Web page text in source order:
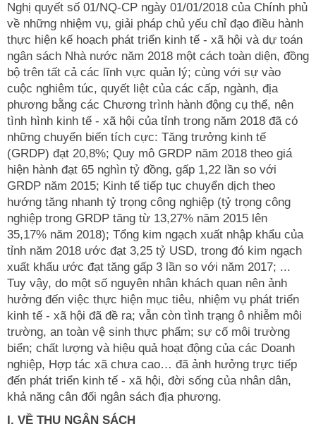
Nghị quyết số 01/NQ-CP ngày 01/01/2018 của Chính phủ
về những nhiệm vụ, giải pháp chủ yếu chỉ đạo điều hành
thực hiện kế hoạch phát triển kinh tế - xã hội và dự toán
ngân sách Nhà nước năm 2018 một cách toàn diện, đồng
bộ trên tất cả các lĩnh vực quản lý; cùng với sự vào
cuộc nghiêm túc, quyết liệt của các cấp, ngành, địa
phương bằng các Chương trình hành động cụ thể, nên
tình hình kinh tế - xã hội của tỉnh trong năm 2018 đã có
những chuyển biến tích cực: Tăng trưởng kinh tế
(GRDP) đạt 20,8%; Quy mô GRDP năm 2018 theo giá
hiện hành đạt 65 nghìn tỷ đồng, gấp 1,22 lần so với
GRDP năm 2015; Kinh tế tiếp tục chuyển dịch theo
hướng tăng nhanh tỷ trọng công nghiệp (tỷ trọng công
nghiệp trong GRDP tăng từ 13,27% năm 2015 lên
35,17% năm 2018); Tổng kim ngạch xuất nhập khẩu của
tỉnh năm 2018 ước đạt 3,25 tỷ USD, trong đó kim ngạch
xuất khẩu ước đạt tăng gấp 3 lần so với năm 2017; ...
Tuy vậy, do một số nguyên nhân khách quan nên ảnh
hưởng đến việc thực hiện mục tiêu, nhiệm vụ phát triển
kinh tế - xã hội đã đề ra; vẫn còn tình trạng ô nhiễm môi
trường, an toàn vệ sinh thực phẩm; sự cố môi trường
biển; chất lượng và hiệu quả hoạt động của các Doanh
nghiệp, Hợp tác xã chưa cao… đã ảnh hưởng trực tiếp
đến phát triển kinh tế - xã hội, đời sống của nhân dân,
khả năng cân đối ngân sách địa phương.
I. VỀ THU NGÂN SÁCH